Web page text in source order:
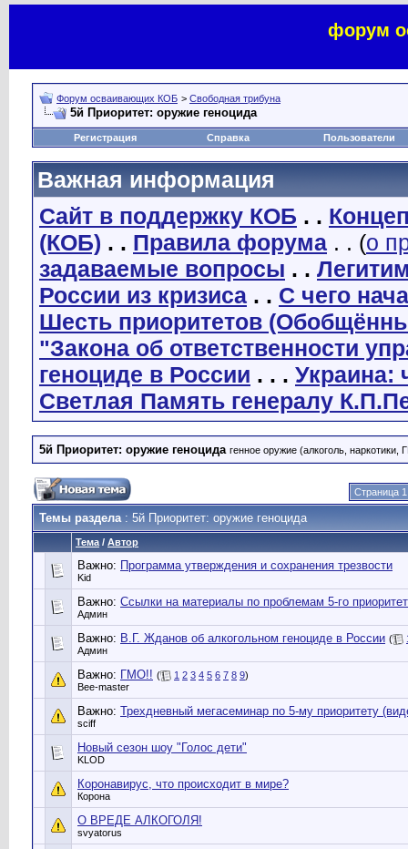
форум
Форум осваивающих КОБ > Свободная трибуна
5й Приоритет: оружие геноцида
Регистрация Справка Пользователи
Важная информация
Сайт в поддержку КОБ . .
(КОБ) . . Правила форума . . (о
задаваемые вопросы . .
России из кризиса . . С чего
Шесть приоритетов
"Закона об ответственности
геноциде в России . . . Украина:
Светлая Память генералу
5й Приоритет: оружие геноцида генное оружие (алкоголь,
Страница
Темы раздела: 5й Приоритет: оружие геноцида
Тема / Автор
Важно: Программа утверждения и сохранения трезвости
Kid
Важно: Ссылки на материалы по проблемам 5-го
Админ
Важно: В.Г. Жданов об алкогольном геноциде в России (
Админ
Важно: ГМО!! ( 1 2 3 4 5 6 7 8 9)
Bee-master
Важно: Трехдневный мегасеминар по 5-му приоритету
sciff
Новый сезон шоу "Голос дети"
KLOD
Коронавирус, что происходит в мире?
Корона
О ВРЕДЕ АЛКОГОЛЯ!
svyatorus